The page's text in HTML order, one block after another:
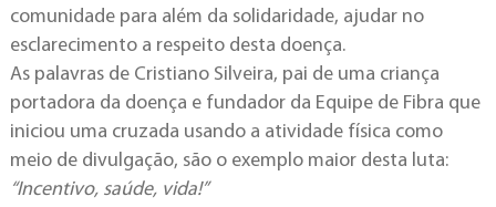
comunidade para além da solidaridade, ajudar no
esclarecimento a respeito desta doença.
As palavras de Cristiano Silveira, pai de uma criança
portadora da doença e fundador da Equipe de Fibra que
iniciou uma cruzada usando a atividade física como
meio de divulgação, são o exemplo maior desta luta:
“Incentivo, saúde, vida!”